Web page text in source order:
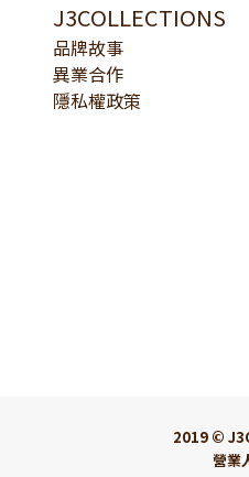
J3COLLECTIONS
品牌故事
異業合作
隱私權政策
2019 ©
營業